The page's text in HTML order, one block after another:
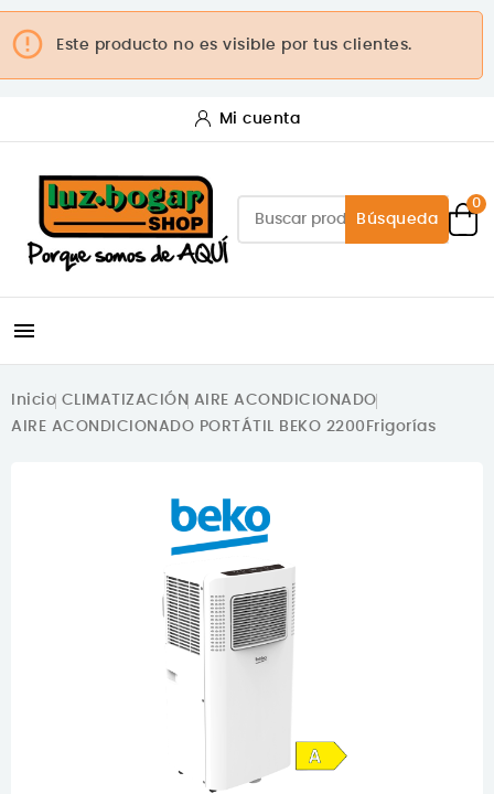
 Este producto no es visible por tus clientes.
Mi cuenta
Búsqueda
0

Inicio CLIMATIZACIÓN AIRE ACONDICIONADO
AIRE ACONDICIONADO PORTÁTIL BEKO 2200Frigorías